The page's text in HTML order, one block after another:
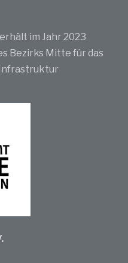
im Jahr 2023
Bezirks Mitte für das